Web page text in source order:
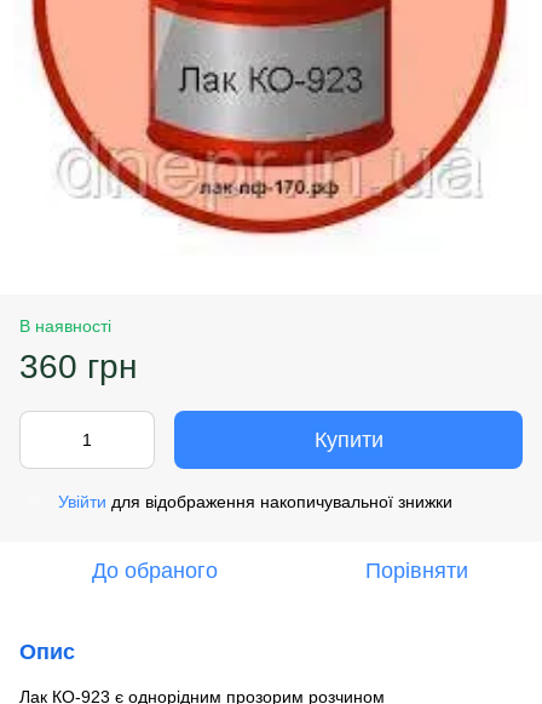
В наявності
360 грн
Купити
Увійти для відображення накопичувальної знижки
До обраного Порівняти
Опис
Лак КО-923 є однорідним прозорим розчином